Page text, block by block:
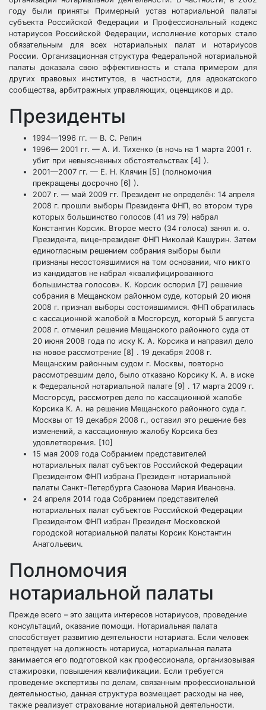
году были приняты Примерный устав нотариальной палаты
субъекта Российской Федерации и Профессиональный кодекс
нотариусов Российской Федерации, исполнение которых стало
обязательным для всех нотариальных палат и нотариусов
России. Организационная структура Федеральной нотариальной
палаты доказала свою эффективность и стала примером для
других правовых институтов, в частности, для адвокатского
сообщества, арбитражных управляющих, оценщиков и др.
Президенты
1994—1996 гг. — В. С. Репин
1996— 2001 гг. — А. И. Тихенко (в ночь на 1 марта 2001 г.
убит при невыясненных обстоятельствах [4] ).
2001—2007 гг. — Е. Н. Клячин [5] (полномочия
прекращены досрочно [6] ).
2007 г. — май 2009 гг. Президент не определён: 14 апреля
2008 г. прошли выборы Президента ФНП, во втором туре
которых большинство голосов (41 из 79) набрал
Константин Корсик. Второе место (34 голоса) занял и. о.
Президента, вице-президент ФНП Николай Кашурин. Затем
единогласным решением собрания выборы были
признаны несостоявшимися на том основании, что никто
из кандидатов не набрал «квалифицированного
большинства голосов». К. Корсик оспорил [7] решение
собрания в Мещанском районном суде, который 20 июня
2008 г. признал выборы состоявшимися. ФНП обратилась
с кассационной жалобой в Мосгорсуд, который 5 августа
2008 г. отменил решение Мещанского районного суда от
20 июня 2008 года по иску К. А. Корсика и направил дело
на новое рассмотрение [8] . 19 декабря 2008 г.
Мещанским районным судом г. Москвы, повторно
рассмотревшим дело, было отказано Корсику К. А. в иске
к Федеральной нотариальной палате [9] . 17 марта 2009 г.
Мосгорсуд, рассмотрев дело по кассационной жалобе
Корсика К. А. на решение Мещанского районного суда г.
Москвы от 19 декабря 2008 г., оставил это решение без
изменений, а кассационную жалобу Корсика без
удовлетворения. [10]
15 мая 2009 года Собранием представителей
нотариальных палат субъектов Российской Федерации
Президентом ФНП избрана Президент нотариальной
палаты Санкт-Петербурга Сазонова Мария Ивановна.
24 апреля 2014 года Собранием представителей
нотариальных палат субъектов Российской Федерации
Президентом ФНП избран Президент Московской
городской нотариальной палаты Корсик Константин
Анатольевич.
Полномочия
нотариальной палаты
Прежде всего – это защита интересов нотариусов, проведение
консультаций, оказание помощи. Нотариальная палата
способствует развитию деятельности нотариата. Если человек
претендует на должность нотариуса, нотариальная палата
занимается его подготовкой как профессионала, организовывая
стажировки, повышения квалификации. Если требуется
проведение экспертизы по делам, связанным профессиональной
деятельностью, данная структура возмещает расходы на нее,
также реализует страхование нотариальной деятельности.